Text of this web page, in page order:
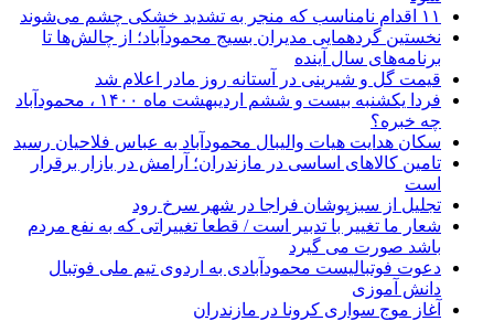
۱۱ اقدام نامناسب که منجر به تشدید خشکی چشم می‌شوند
نخستین گردهمایی مدیران بسیج محمودآباد؛ از چالش‌ها تا
برنامه‌های سال آینده
قیمت گل و شیرینی در آستانه روز مادر اعلام شد
فردا یکشنبه بیست و ششم اردیبهشت ماه ۱۴۰۰ ، محمودآباد
چه خبره؟
سکان هدایت هیات والیبال محمودآباد به عباس فلاحیان رسید
تامین کالا‌های اساسی در مازندران؛ آرامش در بازار برقرار
است
تجلیل از سبزپوشان فراجا در شهر سرخ رود
شعار ما تغییر با تدبیر است / قطعا تغییراتی که به نفع مردم
باشد صورت می گیرد
دعوت فوتبالیست محمودآبادی به اردوی تیم ملی فوتبال
دانش آموزی
آغاز موج سواری کرونا در مازندران